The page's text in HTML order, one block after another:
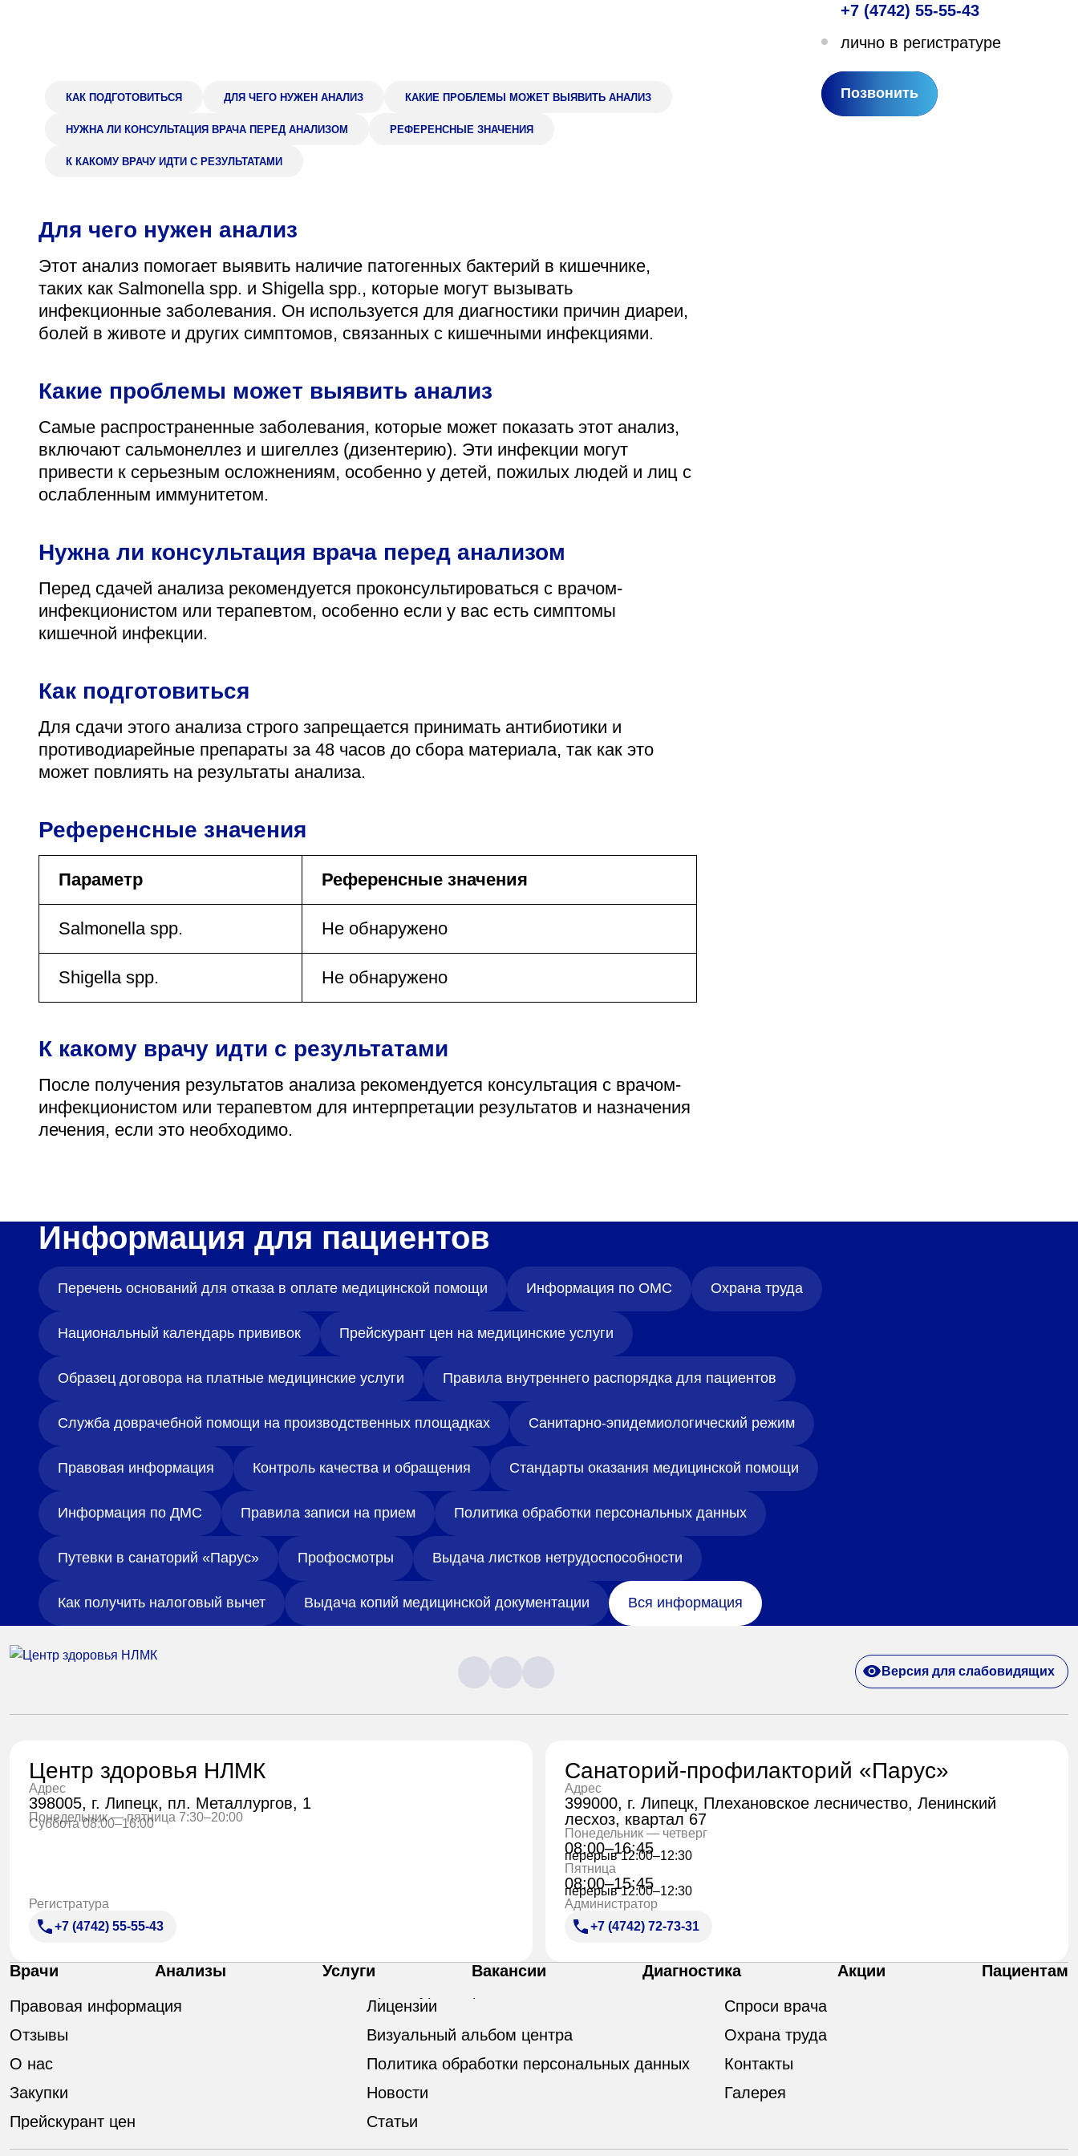
399000, г. Липецк, Плехановское лесничество,
08:00–16:45
КАК ПОДГОТОВИТЬСЯ ДЛЯ ЧЕГО НУЖЕН АНАЛИЗ КАКИЕ ПРОБЛЕМЫ МОЖЕТ ВЫЯВИТЬ АНАЛИЗ
НУЖНА ЛИ КОНСУЛЬТАЦИЯ ВРАЧА ПЕРЕД АНАЛИЗОМ РЕФЕРЕНСНЫЕ ЗНАЧЕНИЯ
К КАКОМУ ВРАЧУ ИДТИ С РЕЗУЛЬТАТАМИ
Для чего нужен анализ
Этот анализ помогает выявить наличие патогенных бактерий в кишечнике,
таких как Salmonella spp. и Shigella spp., которые могут вызывать
инфекционные заболевания. Он используется для диагностики причин диареи,
болей в животе и других симптомов, связанных с кишечными инфекциями.
Какие проблемы может выявить анализ
Самые распространенные заболевания, которые может показать этот анализ,
включают сальмонеллез и шигеллез (дизентерию). Эти инфекции могут
привести к серьезным осложнениям, особенно у детей, пожилых людей и лиц с
ослабленным иммунитетом.
Нужна ли консультация врача перед анализом
Перед сдачей анализа рекомендуется проконсультироваться с врачом-
инфекционистом или терапевтом, особенно если у вас есть симптомы
кишечной инфекции.
Как подготовиться
Для сдачи этого анализа строго запрещается принимать антибиотики и
противодиарейные препараты за 48 часов до сбора материала, так как это
может повлиять на результаты анализа.
Референсные значения
Параметр Референсные значения
Salmonella spp. Не обнаружено
Shigella spp. Не обнаружено
К какому врачу идти с результатами
После получения результатов анализа рекомендуется консультация с врачом-
инфекционистом или терапевтом для интерпретации результатов и назначения
лечения, если это необходимо.
+7 (4742) 55-55-43
лично в регистратуре
Позвонить
Информация для пациентов
Перечень оснований для отказа в оплате медицинской помощи Информация по ОМС Охрана труда
Национальный календарь прививок Прейскурант цен на медицинские услуги
Образец договора на платные медицинские услуги Правила внутреннего распорядка для пациентов
Служба доврачебной помощи на производственных площадках Санитарно-эпидемиологический режим
Правовая информация Контроль качества и обращения Стандарты оказания медицинской помощи
Информация по ДМС Правила записи на прием Политика обработки персональных данных
Путевки в санаторий «Парус» Профосмотры Выдача листков нетрудоспособности
Как получить налоговый вычет Выдача копий медицинской документации Вся информация
Версия для слабовидящих
Центр здоровья НЛМК
Адрес
398005, г. Липецк, пл. Металлургов, 1
Понедельник — пятница 7:30–20:00
Суббота 08:00–16:00
Регистратура
+7 (4742) 55-55-43
Санаторий-профилакторий «Парус»
Адрес
399000, г. Липецк, Плехановское лесничество, Ленинский
лесхоз, квартал 67
Понедельник — четверг
08:00–16:45
перерыв 12:00–12:30
Пятница
08:00–15:45
перерыв 12:00–12:30
Администратор
+7 (4742) 72-73-31
Врачи Анализы Услуги Вакансии Диагностика Акции
Пациентам
Правовая информация
Отзывы
О нас
Закупки
Прейскурант цен
Лицензии
Визуальный альбом центра
Политика обработки персональных данных
Новости
Статьи
Спроси врача
Охрана труда
Контакты
Галерея